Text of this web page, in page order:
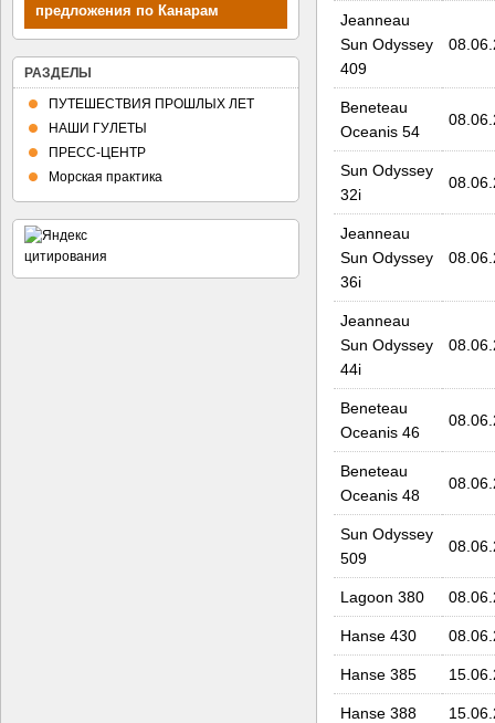
Jeanneau
Sun Odyssey
409
Beneteau
Oceanis 54
Sun Odyssey
32i
Jeanneau
Sun Odyssey
36i
Jeanneau
Sun Odyssey
44i
Beneteau
Oceanis 46
Beneteau
Oceanis 48
Sun Odyssey
509
Lagoon 380
Hanse 430
Hanse 385
Hanse 388
предложения по Канарам
РАЗДЕЛЫ
ПУТЕШЕСТВИЯ ПРОШЛЫХ ЛЕТ
НАШИ ГУЛЕТЫ
ПРЕСС-ЦЕНТР
Морская практика